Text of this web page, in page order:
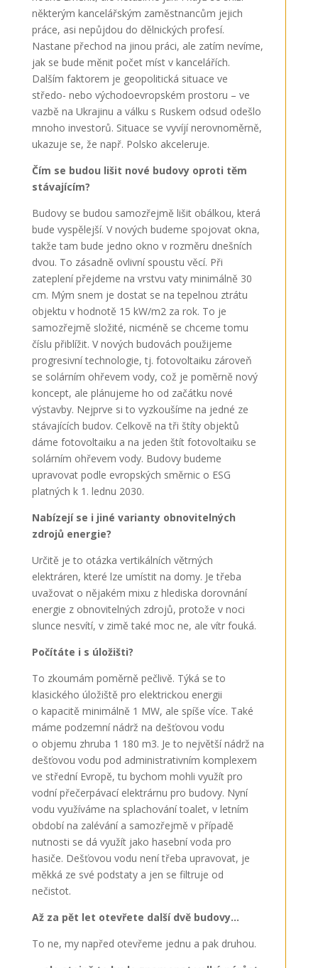
některým kancelářským zaměstnancům jejich
práce, asi nepůjdou do dělnických profesí.
Nastane přechod na jinou práci, ale zatím nevíme,
jak se bude měnit počet míst v kancelářích.
Dalším faktorem je geopolitická situace ve
středo- nebo východoevropském prostoru – ve
vazbě na Ukrajinu a válku s Ruskem odsud odešlo
mnoho investorů. Situace se vyvíjí nerovnoměrně,
ukazuje se, že např. Polsko akceleruje.
Čím se budou lišit nové budovy oproti těm
stávajícím?
Budovy se budou samozřejmě lišit obálkou, která
bude vyspělejší. V nových budeme spojovat okna,
takže tam bude jedno okno v rozměru dnešních
dvou. To zásadně ovlivní spoustu věcí. Při
zateplení přejdeme na vrstvu vaty minimálně 30
cm. Mým snem je dostat se na tepelnou ztrátu
objektu v hodnotě 15 kW/m2za rok. To je
samozřejmě složité, nicméně se chceme tomu
číslu přiblížit. V nových budovách použijeme
progresivní technologie, tj. fotovoltaiku zároveň
se solárním ohřevem vody, což je poměrně nový
koncept, ale plánujeme ho od začátku nové
výstavby. Nejprve si to vyzkoušíme na jedné ze
stávajících budov. Celkově na tři štíty objektů
dáme fotovoltaiku a na jeden štít fotovoltaiku se
solárním ohřevem vody. Budovy budeme
upravovat podle evropských směrnic o ESG
platných k 1. lednu 2030.
Nabízejí se i jiné varianty obnovitelných
zdrojů energie?
Určitě je to otázka vertikálních větrných
elektráren, které lze umístit na domy. Je třeba
uvažovat o nějakém mixu z hlediska dorovnání
energie z obnovitelných zdrojů, protože v noci
slunce nesvítí, v zimě také moc ne, ale vítr fouká.
Počítáte i s úložišti?
To zkoumám poměrně pečlivě. Týká se to
klasického úložiště pro elektrickou energii
o kapacitě minimálně 1 MW, ale spíše více. Také
máme podzemní nádrž na dešťovou vodu
o objemu zhruba 1 180 m3. Je to největší nádrž na
dešťovou vodu pod administrativním komplexem
ve střední Evropě, tu bychom mohli využít pro
vodní přečerpávací elektrárnu pro budovy. Nyní
vodu využíváme na splachování toalet, v letním
období na zalévání a samozřejmě v případě
nutnosti se dá využít jako hasební voda pro
hasiče. Dešťovou vodu není třeba upravovat, je
měkká ze své podstaty a jen se filtruje od
nečistot.
Až za pět let otevřete další dvě budovy…
To ne, my napřed otevřeme jednu a pak druhou.